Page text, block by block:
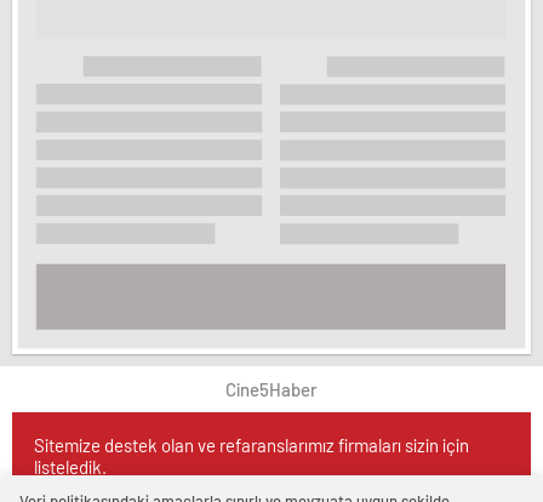
Cine5Haber
Sitemize destek olan ve refaranslarımız firmaları sizin için
listeledik.